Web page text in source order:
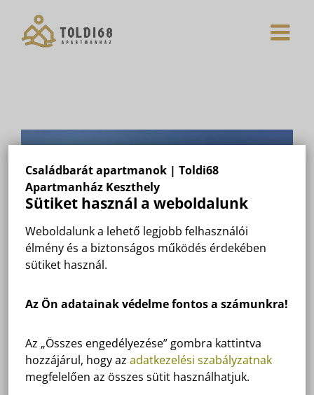
Családbarát apartmanok | Toldi68
Apartmanház Keszthely
Sütiket használ a weboldalunk
Weboldalunk a lehető legjobb felhasználói
élmény és a biztonságos működés érdekében
sütiket használ.
Az Ön adatainak védelme fontos a számunkra!
Az „Összes engedélyezése” gombra kattintva
hozzájárul, hogy az adatkezelési szabályzatnak
megfelelően az összes sütit használhatjuk.
content
Keszthely környéki
látnivalók: A legjobb